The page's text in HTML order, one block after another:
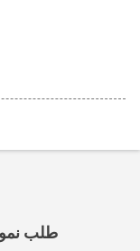
طلب نموذج رقم 7 السجل